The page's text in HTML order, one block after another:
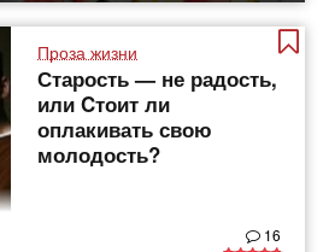
Проза жизни
Старость — не радость,
или Cтоит ли
оплакивать свою
молодость?
16